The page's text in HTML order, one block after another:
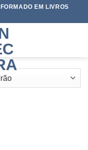
EM LIVROS